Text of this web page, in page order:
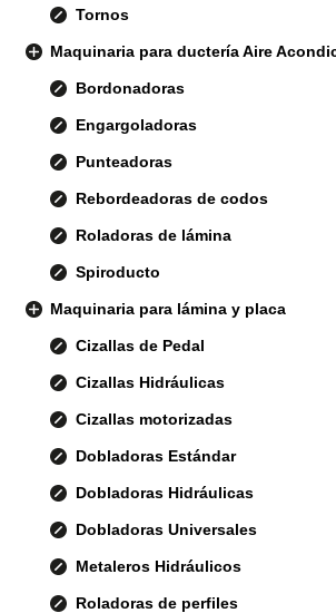
Tornos
Maquinaria para ductería Aire
Bordonadoras
Engargoladoras
Punteadoras
Rebordeadoras de codos
Roladoras de lámina
Spiroducto
Maquinaria para lámina y placa
Cizallas de Pedal
Cizallas Hidráulicas
Cizallas motorizadas
Dobladoras Estándar
Dobladoras Hidráulicas
Dobladoras Universales
Metaleros Hidráulicos
Roladoras de perfiles